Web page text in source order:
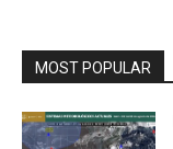
MOST POPULAR